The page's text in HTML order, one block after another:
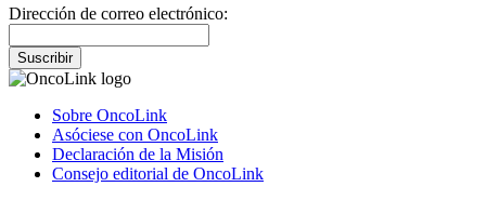
Dirección de correo electrónico:
Suscribir
Sobre OncoLink
Asóciese con OncoLink
Declaración de la Misión
Consejo editorial de OncoLink